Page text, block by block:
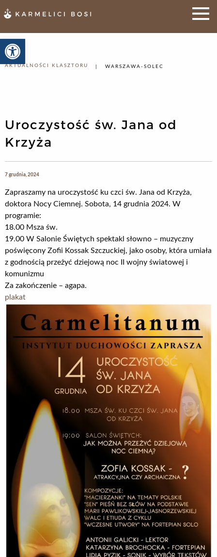
Otwórz pasek narzędzi
AKTUALNOŚCI KLASZTORU WARSZAWA-SOLEC
Uroczystość św. Jana od
Krzyża
7 grudnia, 2024
Zapraszamy na uroczystość ku czci św. Jana od Krzyża,
doktora Nocy Ciemnej. Sobota, 14 grudnia 2024. W
programie:
18.00 Msza św.
19.00 W Salonie Świętych spektakl słowno – muzyczny
poświęcony Zofii Kossak Szczuckiej, jako osoby, która umiała
z godnością przeżyć dziejową noc II wojny światowej i
komunizmu
Za zakończenie – agapa.
plakat